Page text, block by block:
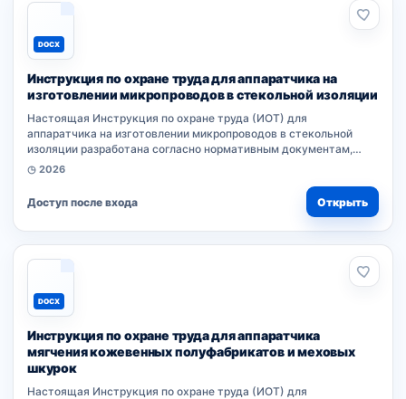
DOCX
Инструкция по охране труда для аппаратчика на
изготовлении микропроводов в стекольной изоляции
Настоящая Инструкция по охране труда (ИОТ) для
аппаратчика на изготовлении микропроводов в стекольной
изоляции разработана согласно нормативным документам,
правилам безопасности и типовым требованиям к профессии.
◷ 2026
Доступ после входа Открыть
DOCX
Инструкция по охране труда для аппаратчика
мягчения кожевенных полуфабрикатов и меховых
шкурок
Настоящая Инструкция по охране труда (ИОТ) для